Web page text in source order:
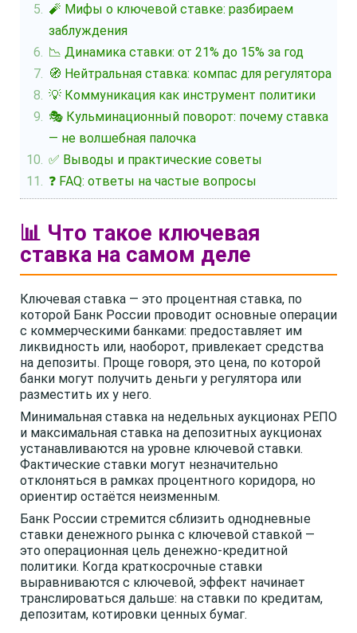
🧨 Мифы о ключевой ставке: разбираем
заблуждения
📉 Динамика ставки: от 21% до 15% за год
🧭 Нейтральная ставка: компас для регулятора
💡 Коммуникация как инструмент политики
🎭 Кульминационный поворот: почему ставка
— не волшебная палочка
✅ Выводы и практические советы
❓ FAQ: ответы на частые вопросы
📊 Что такое ключевая
ставка на самом деле
Ключевая ставка — это процентная ставка, по
которой Банк России проводит основные операции
с коммерческими банками: предоставляет им
ликвидность или, наоборот, привлекает средства
на депозиты. Проще говоря, это цена, по которой
банки могут получить деньги у регулятора или
разместить их у него.
Минимальная ставка на недельных аукционах РЕПО
и максимальная ставка на депозитных аукционах
устанавливаются на уровне ключевой ставки.
Фактические ставки могут незначительно
отклоняться в рамках процентного коридора, но
ориентир остаётся неизменным.
Банк России стремится сблизить однодневные
ставки денежного рынка с ключевой ставкой —
это операционная цель денежно-кредитной
политики. Когда краткосрочные ставки
выравниваются с ключевой, эффект начинает
транслироваться дальше: на ставки по кредитам,
депозитам, котировки ценных бумаг.